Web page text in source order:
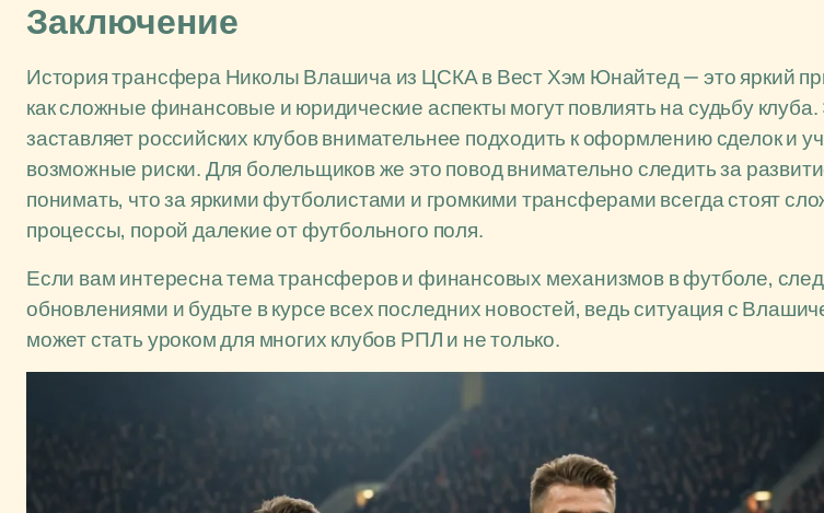
Заключение
История трансфера Николы Влашича из ЦСКА в Вест Хэм Юнайтед — это яркий
как сложные финансовые и юридические аспекты могут повлиять на судьбу
заставляет российских клубов внимательнее подходить к оформлению сделок и
возможные риски. Для болельщиков же это повод внимательно следить за
понимать, что за яркими футболистами и громкими трансферами всегда стоят
процессы, порой далекие от футбольного поля.
Если вам интересна тема трансферов и финансовых механизмов в футболе,
обновлениями и будьте в курсе всех последних новостей, ведь ситуация с
может стать уроком для многих клубов РПЛ и не только.